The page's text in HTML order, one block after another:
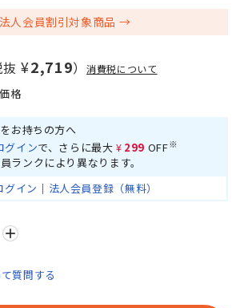
法人会員割引対象商品
抜 ¥2,719）消費税について
格
お持ちの方へ
グインで、さらに最大 ¥299 OFF※
ランクにより異なります。
グイン ｜ 法人会員登録（無料）
add
質問する